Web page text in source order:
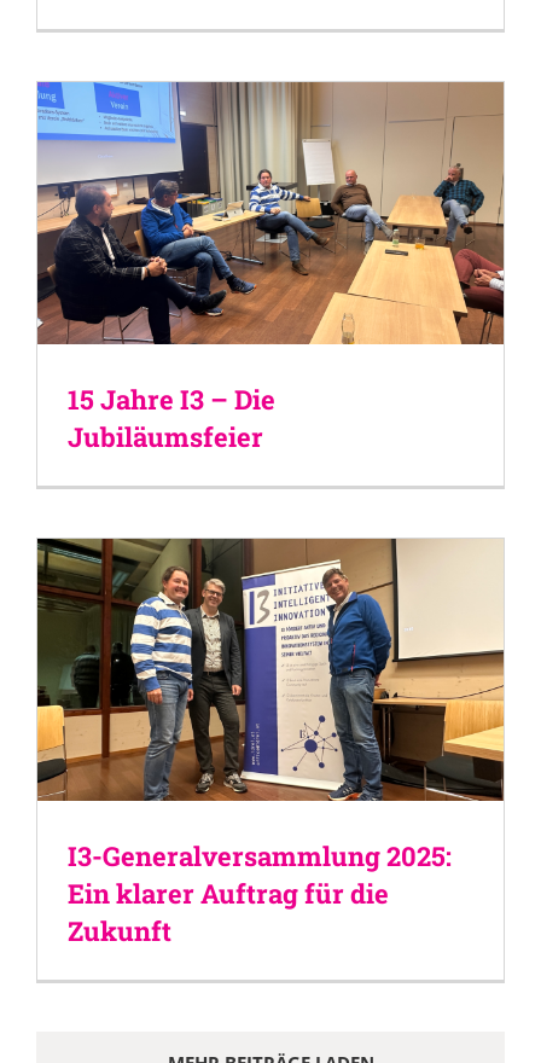
15 Jahre I3 – Die
Jubiläumsfeier
I3-Generalversammlung 2025:
Ein klarer Auftrag für die
Zukunft